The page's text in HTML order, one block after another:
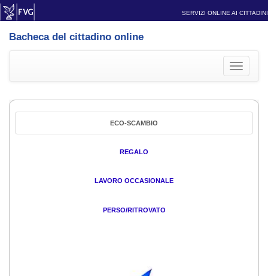
SERVIZI ONLINE AI CITTADINI
Bacheca del cittadino online
Toggle
ECO-SCAMBIO
REGALO
LAVORO OCCASIONALE
PERSO/RITROVATO